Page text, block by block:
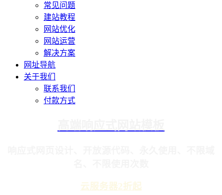
常见问题
建站教程
网站优化
网站运营
解决方案
网址导航
关于我们
联系我们
付款方式
云服务器2折起